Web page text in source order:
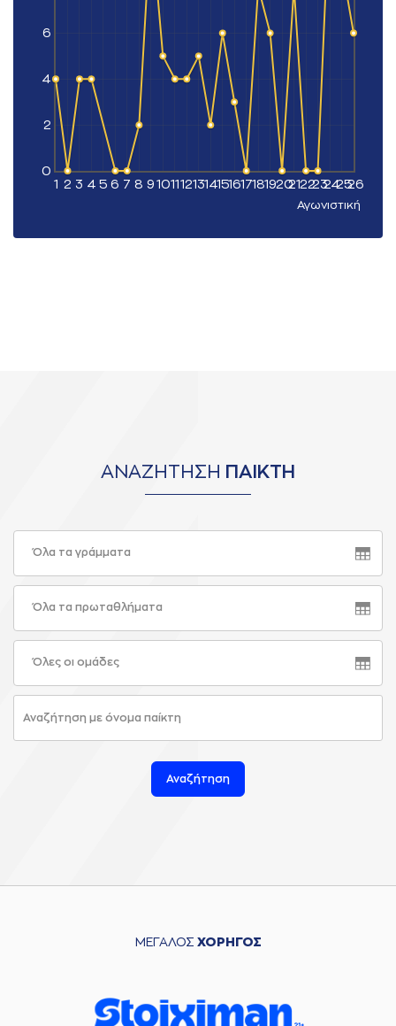
1 2 3 4 5 6 7 8 9 1011 121314151617181920212223242526
0
2
4
6
Αγωνιστική
ΑΝΑΖΗΤΗΣΗ ΠΑΙΚΤΗ
Όλα τα γράμματα
Όλα τα πρωταθλήματα
Όλες οι ομάδες
Αναζήτηση
ΜΕΓΑΛΟΣ ΧΟΡΗΓΟΣ